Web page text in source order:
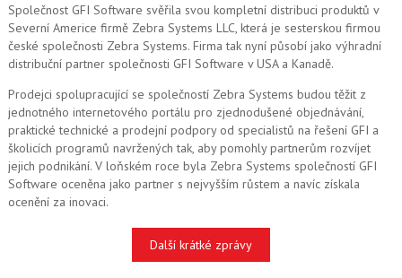
Společnost GFI Software svěřila svou kompletní distribuci produktů v
Severní Americe firmě Zebra Systems LLC, která je sesterskou firmou
české společnosti Zebra Systems. Firma tak nyní působí jako výhradní
distribuční partner společnosti GFI Software v USA a Kanadě.
Prodejci spolupracující se společností Zebra Systems budou těžit z
jednotného internetového portálu pro zjednodušené objednávání,
praktické technické a prodejní podpory od specialistů na řešení GFI a
školicích programů navržených tak, aby pomohly partnerům rozvíjet
jejich podnikání. V loňském roce byla Zebra Systems společností GFI
Software oceněna jako partner s nejvyšším růstem a navíc získala
ocenění za inovaci.
Další krátké zprávy